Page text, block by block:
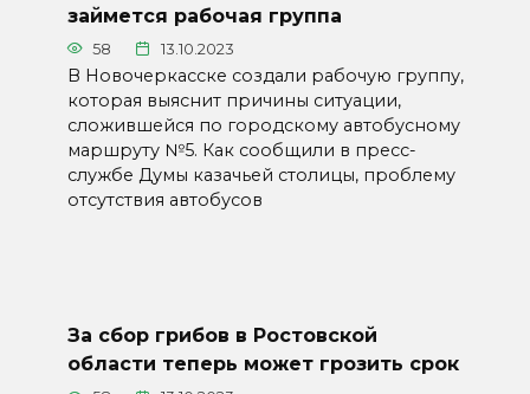
займется рабочая группа
58 13.10.2023
В Новочеркасске создали рабочую группу,
которая выяснит причины ситуации,
сложившейся по городскому автобусному
маршруту №5. Как сообщили в пресс-
службе Думы казачьей столицы, проблему
отсутствия автобусов
За сбор грибов в Ростовской
области теперь может грозить срок